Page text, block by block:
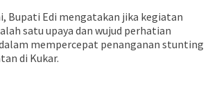
Bupati Edi mengatakan jika kegiatan
satu upaya dan wujud perhatian
mempercepat penanganan stunting
di Kukar.